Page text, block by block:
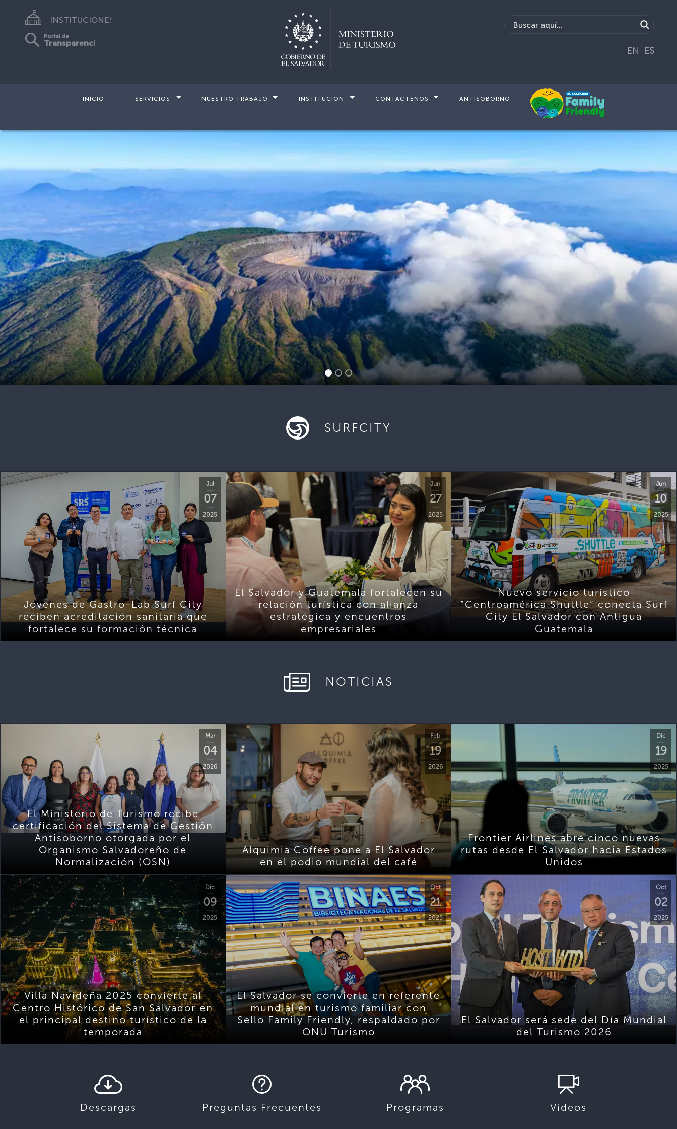
INSTITUCIONES
Portal de
Transparencia
EN ES
INICIO SERVICIOS NUESTRO TRABAJO INSTITUCIÓN CONTÁCTENOS ANTISOBORNO
SURFCITY
Jul
07
2025
Jóvenes de Gastro-Lab Surf City
reciben acreditación sanitaria que
fortalece su formación técnica
Jun
27
2025
El Salvador y Guatemala fortalecen su
relación turística con alianza
estratégica y encuentros
empresariales
Jun
10
2025
Nuevo servicio turístico
“Centroamérica Shuttle” conecta Surf
City El Salvador con Antigua
Guatemala
NOTICIAS
Mar
04
2026
El Ministerio de Turismo recibe
certificación del Sistema de Gestión
Antisoborno otorgada por el
Organismo Salvadoreño de
Normalización (OSN)
Feb
19
2026
Alquimia Coffee pone a El Salvador
en el podio mundial del café
Dic
19
2025
Frontier Airlines abre cinco nuevas
rutas desde El Salvador hacia Estados
Unidos
Dic
09
2025
Villa Navideña 2025 convierte al
Centro Histórico de San Salvador en
el principal destino turístico de la
temporada
Oct
21
2025
El Salvador se convierte en referente
mundial en turismo familiar con
Sello Family Friendly, respaldado por
ONU Turismo
Oct
02
2025
El Salvador será sede del Día Mundial
del Turismo 2026
Descargas Preguntas Frecuentes Programas Videos